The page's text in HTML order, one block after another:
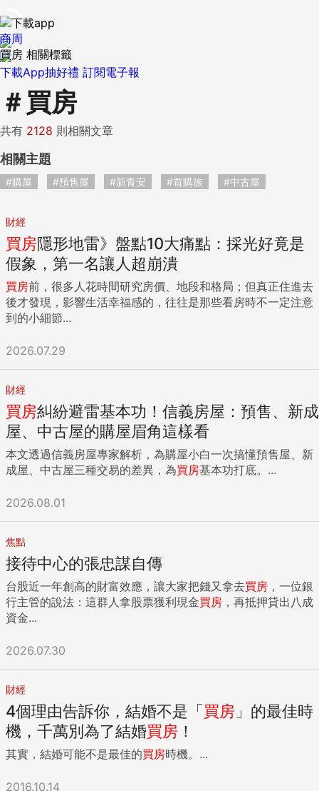
下載App抽好禮 訂閱電子報
商周
買房 相關標籤
＃ 買房
共有 2128 則相關文章
相關主題
#購屋 #預售屋 #新青安 #首購族 #中古屋
財經
買房隱形地雷》盤點10大痛點：採光好竟是
假象，第一名讓人超崩潰
買房前，很多人花時間研究房價、地段和格局；但真正住進去
後才發現，影響生活幸福感的，往往是那些看房時不一定注意
到的小細節...
2026.07.29
財經
買房糾紛避雷基本功！信義房屋：預售、新成
屋、中古屋的購屋眉角這樣看
本文透過信義房屋專家解析，為購屋小白一次搞懂預售屋、新
成屋、中古屋三種交易的差異，為買房基本功打底。...
2026.08.01
焦點
接待中心的張忠謀自傳
台股近一年創高的財富效應，讓大家把錢又拿去買房 ，一位銀
行主管的說法：這群人拿股票獲利現金買房 ，再抵押貸出八成
資金...
2026.07.30
財經
4個理由告訴你，結婚不是「買房 」的最佳時
機，千萬別為了結婚買房 ！
其實，結婚可能不是最佳的買房時機。...
2016.10.14